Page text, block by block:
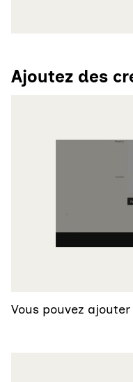
Ajoutez des
Vous pouvez